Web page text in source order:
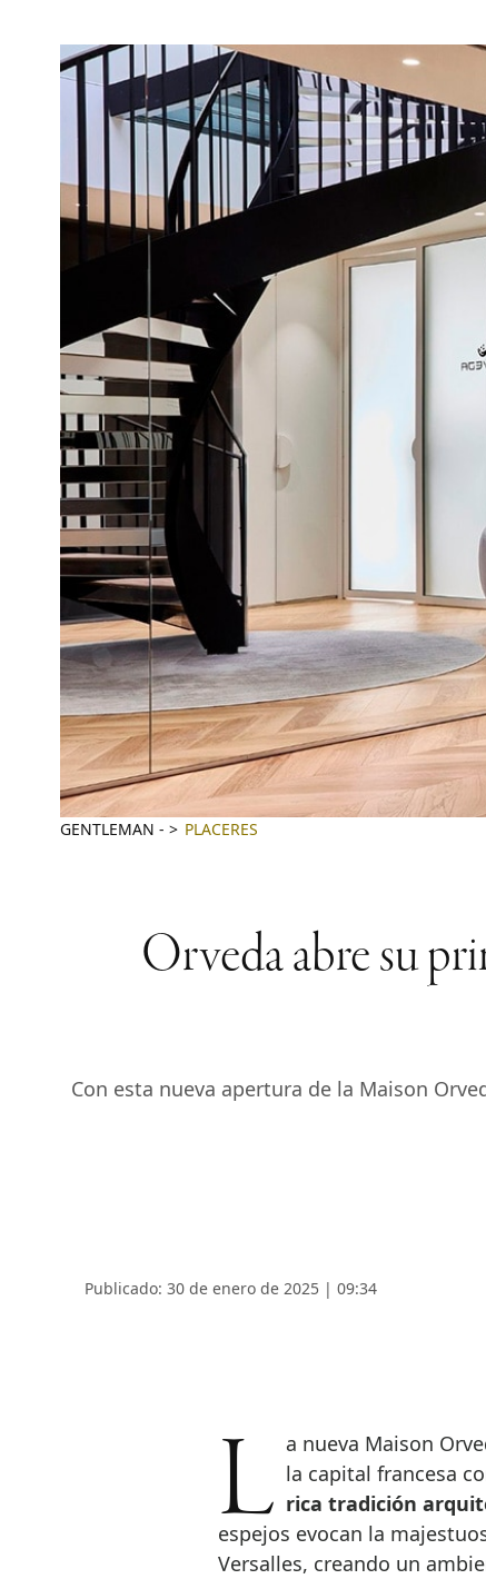
GENTLEMAN - PLACERES
Orveda abre su
Con esta nueva apertura de la Maison
Publicado: 30 de enero de 2025 | 09:34
La nueva Maison Orveda París celebra la elegancia contemporánea de la capital francesa
rica tradición
espejos evocan la
Versalles, creando un